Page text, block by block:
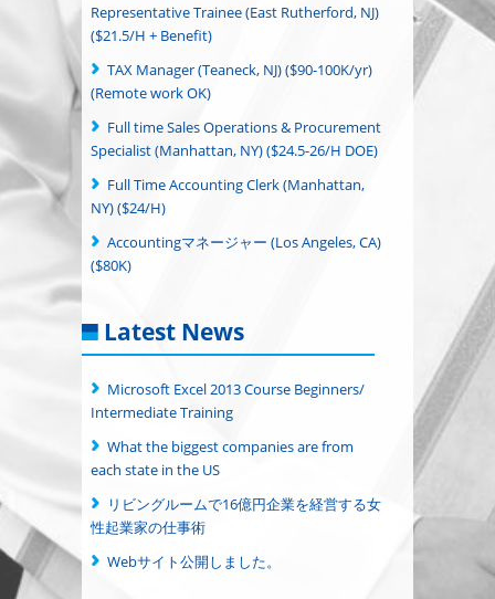
Representative Trainee (East Rutherford, NJ)
($21.5/H + Benefit)
TAX Manager (Teaneck, NJ) ($90-100K/yr)
(Remote work OK)
Full time Sales Operations & Procurement
Specialist (Manhattan, NY) ($24.5-26/H DOE)
Full Time Accounting Clerk (Manhattan,
NY) ($24/H)
Accountingマネージャー (Los Angeles, CA)
($80K)
Latest News
Microsoft Excel 2013 Course Beginners/
Intermediate Training
What the biggest companies are from
each state in the US
リビングルームで16億円企業を経営する女
性起業家の仕事術
Webサイト公開しました。